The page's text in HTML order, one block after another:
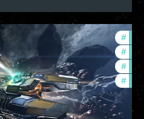
#
#
#
#